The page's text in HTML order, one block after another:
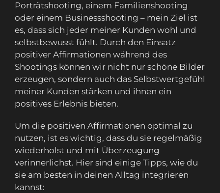
Porträtshooting, einem Familienshooting
oder einem Businessshooting – mein Ziel ist
es, dass sich jeder meiner Kunden wohl und
selbstbewusst fühlt. Durch den Einsatz
positiver Affirmationen während des
Shootings können wir nicht nur schöne Bilder
erzeugen, sondern auch das Selbstwertgefühl
meiner Kunden stärken und ihnen ein
positives Erlebnis bieten.
Um die positiven Affirmationen optimal zu
nutzen, ist es wichtig, dass du sie regelmäßig
wiederholst und mit Überzeugung
verinnerlichst. Hier sind einige Tipps, wie du
sie am besten in deinen Alltag integrieren
kannst: